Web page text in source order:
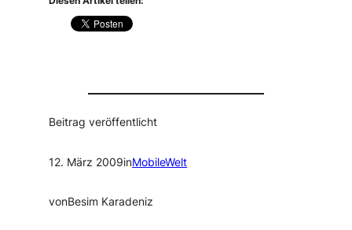
Beitrag veröffentlicht
12. März 2009inMobileWelt
vonBesim Karadeniz